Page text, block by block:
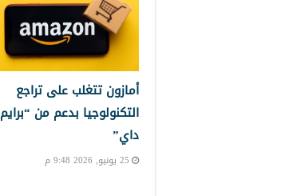
أمازون تتغلب على تراجع
التكنولوجيا بدعم من “برايم
داي”
25 يونيو, 2026 9:48 م